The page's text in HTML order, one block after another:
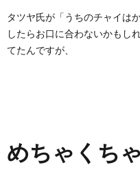
タツヤ氏が「うちのチャイは
したらお口に合わないかもし
てたんですが、
めちゃくち